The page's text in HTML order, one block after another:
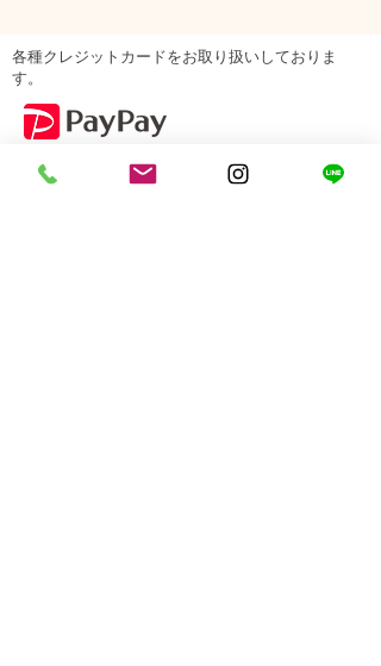
各種クレジットカードをお取り扱いしておりま
す。